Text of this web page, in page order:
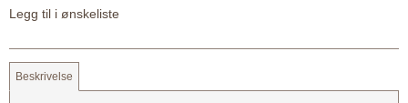
Legg til i ønskeliste
Beskrivelse